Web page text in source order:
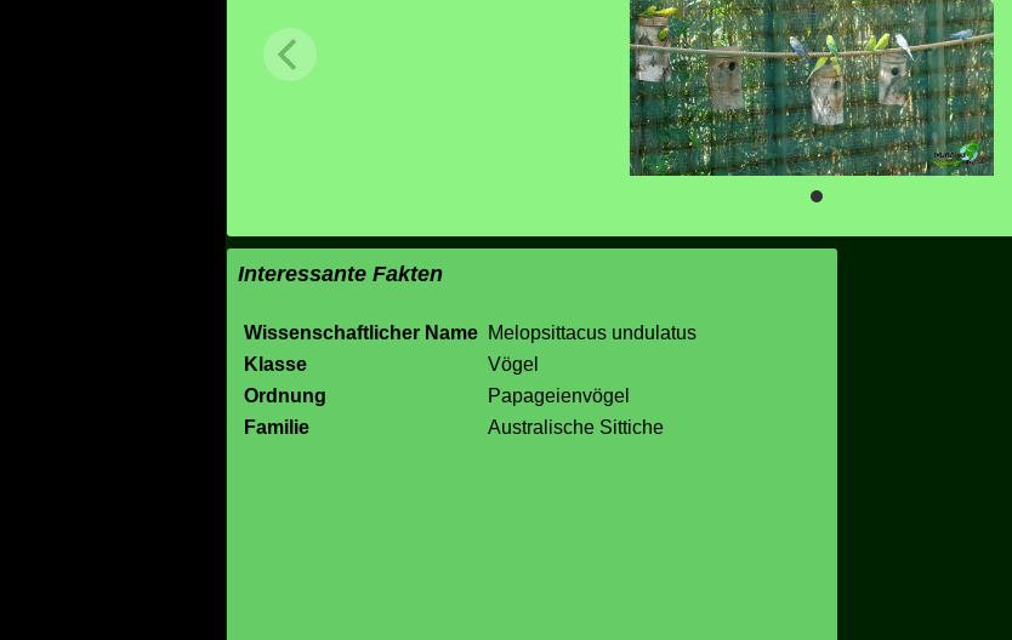
Interessante Fakten
Wissenschaftlicher Name Melopsittacus undulatus
Klasse
Vögel
Ordnung
Papageienvögel
Familie
Australische Sittiche